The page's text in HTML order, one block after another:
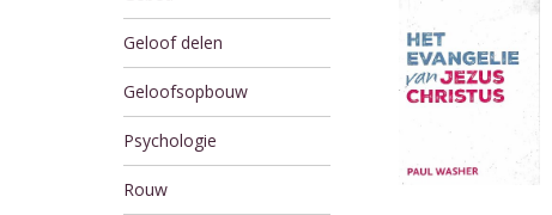
Geloof delen
Geloofsopbouw
Psychologie
Rouw